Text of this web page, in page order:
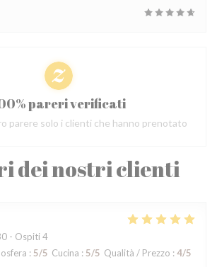
dei nostri clienti
- Ospiti 4
: 5/5 Cucina : 5/5 Qualità / Prezzo : 4/5
pareri verificati
parere solo i clienti che hanno prenotato